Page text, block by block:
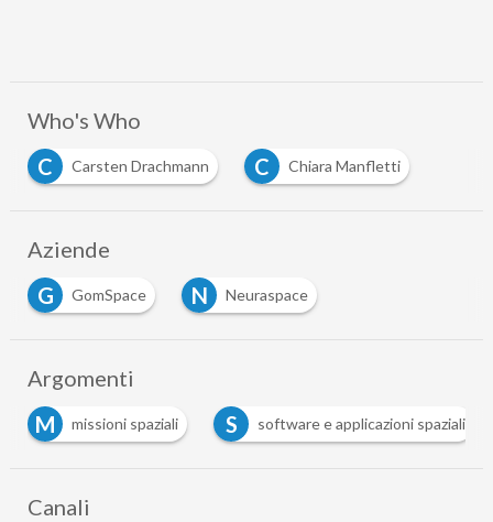
Who's Who
C
Carsten Drachmann C Chiara Manfletti
Aziende
G
GomSpace N Neuraspace
Argomenti
S
software e applicazioni spaziali T telecomunicazioni
Canali